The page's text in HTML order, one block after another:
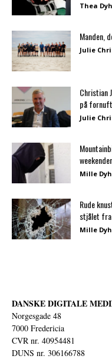
Thea
Manden,
Julie
Christian
på
Julie
Mille
Rude
stjålet
Mille
DANSKE DIGITALE
Norgesgade 48
7000 Fredericia
CVR nr. 40954481
DUNS nr. 306166788